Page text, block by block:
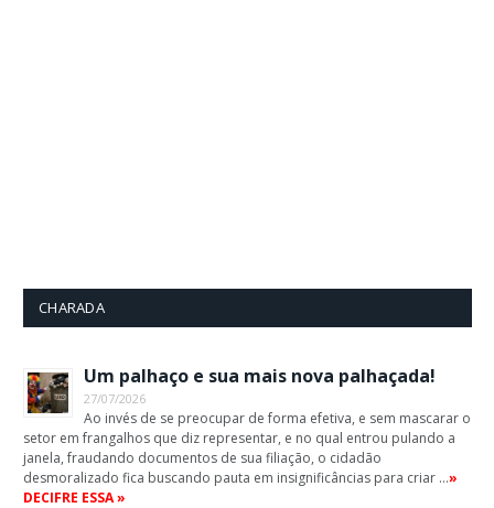
CHARADA
Um palhaço e sua mais nova palhaçada!
27/07/2026
Ao invés de se preocupar de forma efetiva, e sem mascarar o
setor em frangalhos que diz representar, e no qual entrou pulando a
janela, fraudando documentos de sua filiação, o cidadão
desmoralizado fica buscando pauta em insignificâncias para criar …»
DECIFRE ESSA »